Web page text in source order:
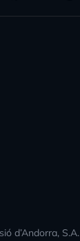
d’Andorra, S.A.